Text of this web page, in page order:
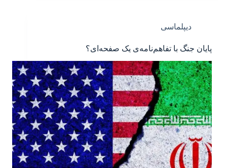
دیپلماسی
پایان جنگ با تفاهم‌نامه‌ی یک صفحه‌ای؟